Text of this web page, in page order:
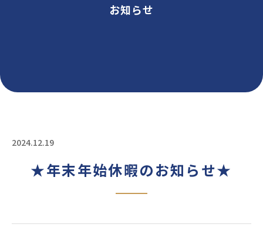
お知らせ
2024.12.19
★年末年始休暇のお知らせ★